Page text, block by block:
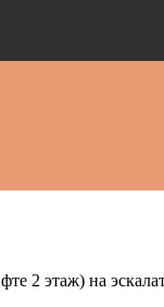
2 этаж) на